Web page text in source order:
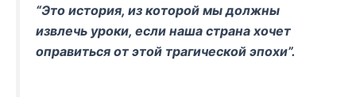
“Это история, из которой мы должны
извлечь уроки, если наша страна хочет
оправиться от этой трагической эпохи”.